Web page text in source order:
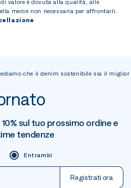
valore è dovuta alla qualità, alle
merce non necessaria per affrontarli.
che il denim sostenibile sia il miglior
sul tuo prossimo ordine e
tendenze
Entrambi
Registrati ora